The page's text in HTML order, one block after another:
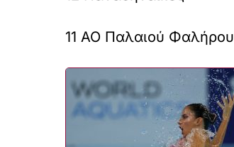
11 ΑΟ Παλαιού Φαλήρου